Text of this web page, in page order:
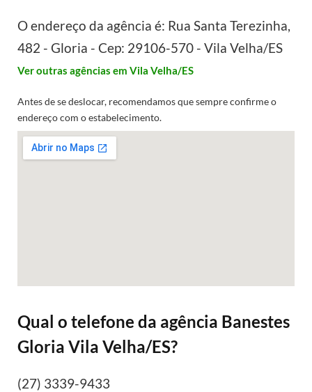
O endereço da agência é: Rua Santa Terezinha,
482 - Gloria - Cep: 29106-570 - Vila Velha/ES
Ver outras agências em Vila Velha/ES
Antes de se deslocar, recomendamos que sempre confirme o
endereço com o estabelecimento.
Qual o telefone da agência Banestes
Gloria Vila Velha/ES?
(27) 3339-9433